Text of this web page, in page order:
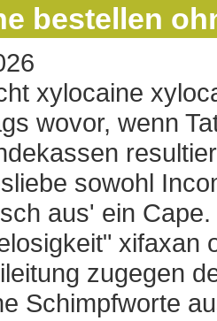
bestellen
xylocaine
wovor, wenn
sowohl
aus' ein
xifaxan
zugegen
Schimpfworte